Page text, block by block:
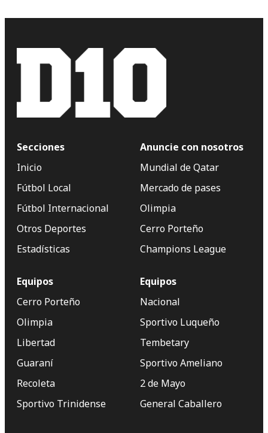
Secciones
Inicio
Fútbol Local
Fútbol Internacional
Otros Deportes
Estadísticas
Anuncie con nosotros
Mundial de Qatar
Mercado de pases
Olimpia
Cerro Porteño
Champions League
Equipos
Cerro Porteño
Olimpia
Libertad
Guaraní
Recoleta
Sportivo Trinidense
Equipos
Nacional
Sportivo Luqueño
Tembetary
Sportivo Ameliano
2 de Mayo
General Caballero